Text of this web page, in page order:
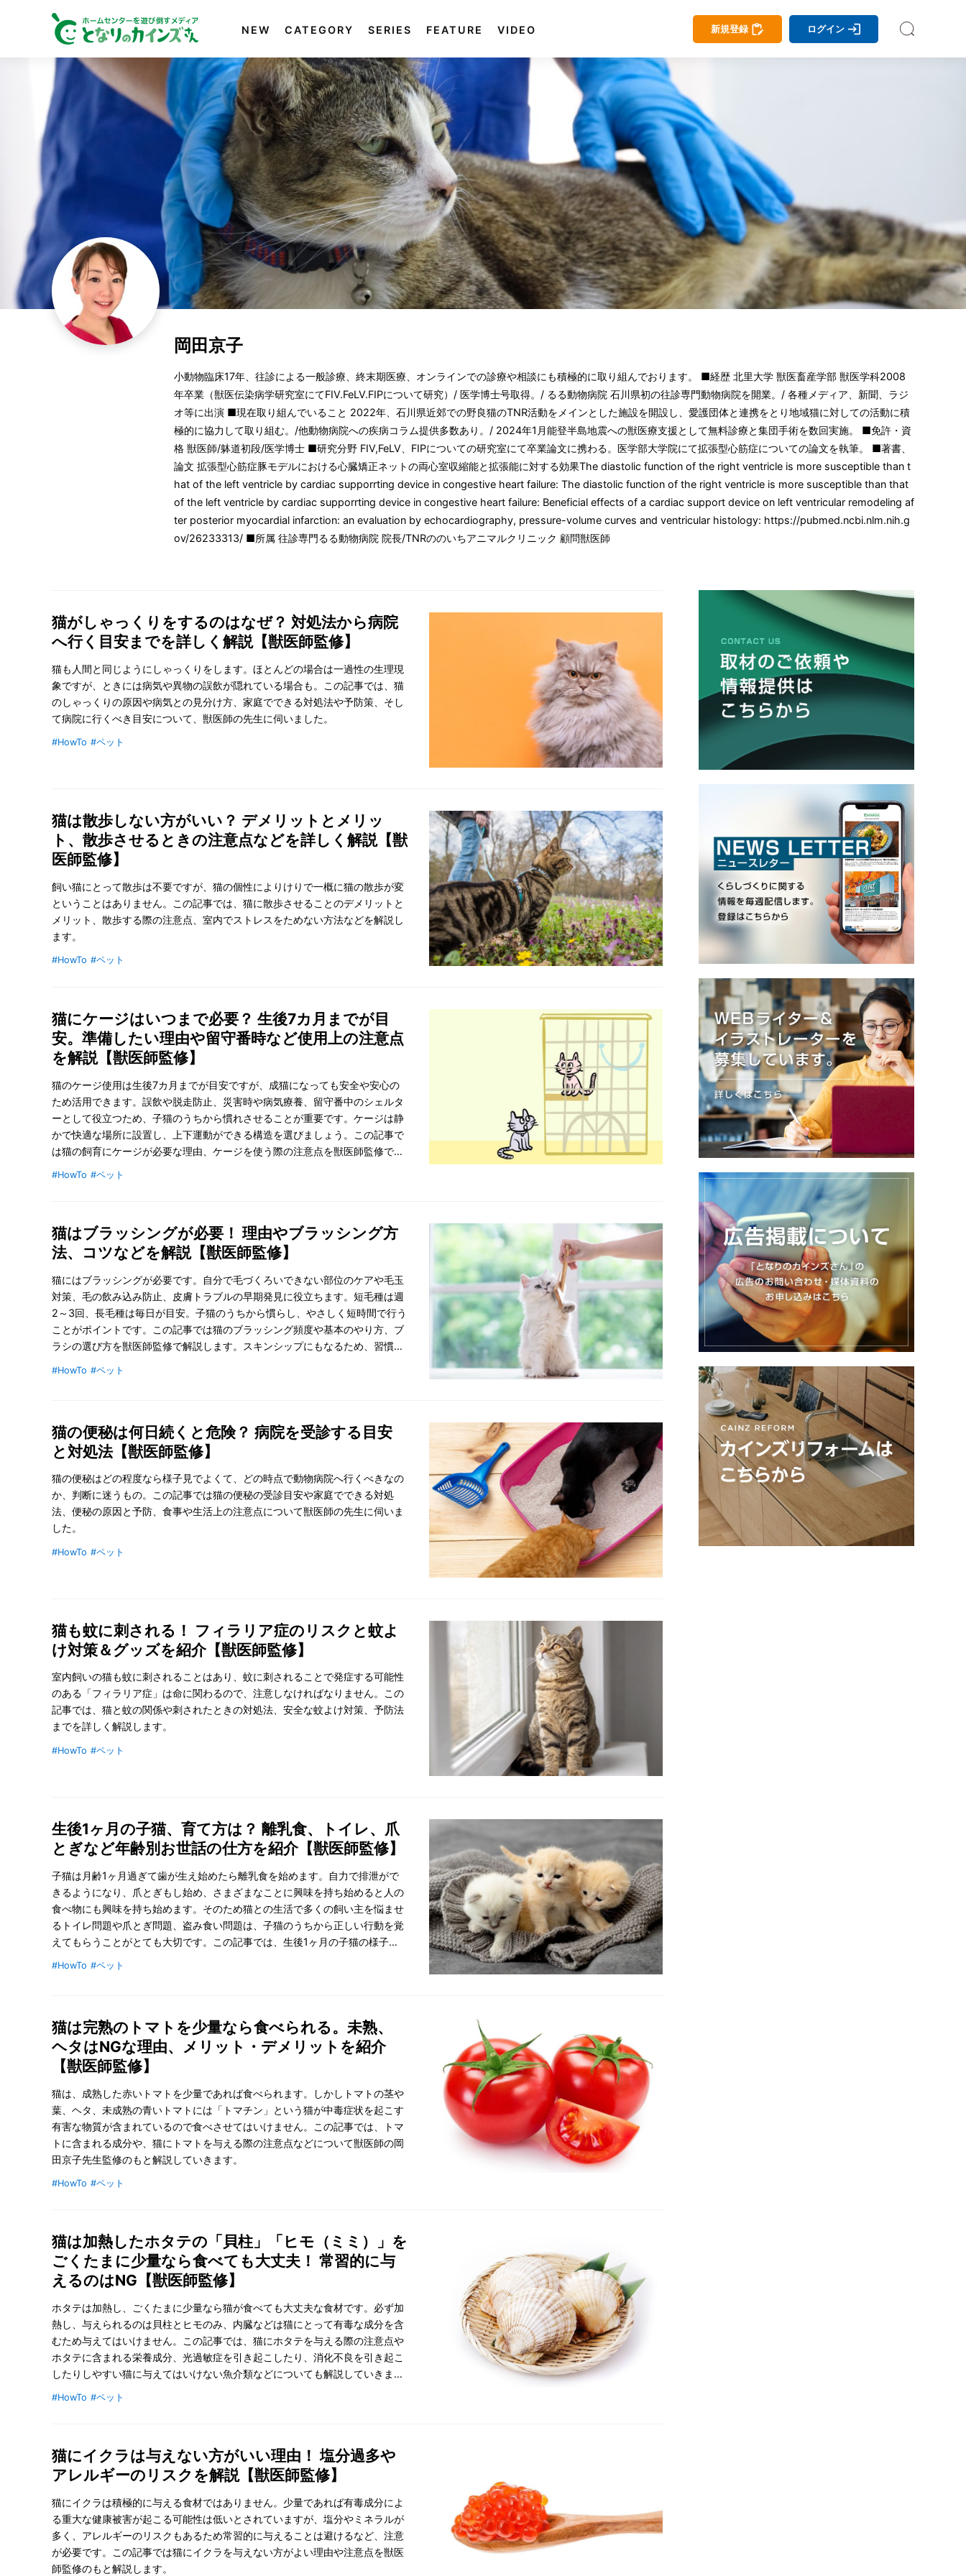
NEW CATEGORY SERIES FEATURE VIDEO 新規登録 ログイン
岡田京子
小動物臨床17年、往診による一般診療、終末期医療、オンラインでの診療や相談にも積極的に取り組んでおります。 ■経歴 北里大学 獣医畜産学部 獣医学科2008
年卒業（獣医伝染病学研究室にてFIV.FeLV.FIPについて研究）/ 医学博士号取得。/ るる動物病院 石川県初の往診専門動物病院を開業。/ 各種メディア、新聞、ラジ
オ等に出演 ■現在取り組んでいること 2022年、石川県近郊での野良猫のTNR活動をメインとした施設を開設し、愛護団体と連携をとり地域猫に対しての活動に積
極的に協力して取り組む。/他動物病院への疾病コラム提供多数あり。/ 2024年1月能登半島地震への獣医療支援として無料診療と集団手術を数回実施。 ■免許・資
格 獣医師/躰道初段/医学博士 ■研究分野 FIV,FeLV、FIPについての研究室にて卒業論文に携わる。医学部大学院にて拡張型心筋症についての論文を執筆。 ■著書、
論文 拡張型心筋症豚モデルにおける心臓矯正ネットの両心室収縮能と拡張能に対する効果The diastolic function of the right ventricle is more susceptible than t
hat of the left ventricle by cardiac supporrting device in congestive heart failure: The diastolic function of the right ventricle is more susceptible than that
of the left ventricle by cardiac supporrting device in congestive heart failure: Beneficial effects of a cardiac support device on left ventricular remodeling af
ter posterior myocardial infarction: an evaluation by echocardiography, pressure-volume curves and ventricular histology: https://pubmed.ncbi.nlm.nih.g
ov/26233313/ ■所属 往診専門るる動物病院 院長/TNRののいちアニマルクリニック 顧問獣医師
猫がしゃっくりをするのはなぜ？ 対処法から病院
へ行く目安までを詳しく解説【獣医師監修】
猫も人間と同じようにしゃっくりをします。ほとんどの場合は一過性の生理現
象ですが、ときには病気や異物の誤飲が隠れている場合も。この記事では、猫
のしゃっくりの原因や病気との見分け方、家庭でできる対処法や予防策、そし
て病院に行くべき目安について、獣医師の先生に伺いました。
#HowTo #ペット
猫は散歩しない方がいい？ デメリットとメリッ
ト、散歩させるときの注意点などを詳しく解説【獣
医師監修】
飼い猫にとって散歩は不要ですが、猫の個性によりけりで一概に猫の散歩が変
ということはありません。この記事では、猫に散歩させることのデメリットと
メリット、散歩する際の注意点、室内でストレスをためない方法などを解説し
ます。
#HowTo #ペット
猫にケージはいつまで必要？ 生後7カ月までが目
安。準備したい理由や留守番時など使用上の注意点
を解説【獣医師監修】
猫のケージ使用は生後7カ月までが目安ですが、成猫になっても安全や安心の
ため活用できます。誤飲や脱走防止、災害時や病気療養、留守番中のシェルタ
ーとして役立つため、子猫のうちから慣れさせることが重要です。ケージは静
かで快適な場所に設置し、上下運動ができる構造を選びましょう。この記事で
は猫の飼育にケージが必要な理由、ケージを使う際の注意点を獣医師監修で解
#HowTo #ペット
猫はブラッシングが必要！ 理由やブラッシング方
法、コツなどを解説【獣医師監修】
猫にはブラッシングが必要です。自分で毛づくろいできない部位のケアや毛玉
対策、毛の飲み込み防止、皮膚トラブルの早期発見に役立ちます。短毛種は週
2～3回、長毛種は毎日が目安。子猫のうちから慣らし、やさしく短時間で行う
ことがポイントです。この記事では猫のブラッシング頻度や基本のやり方、ブ
ラシの選び方を獣医師監修で解説します。スキンシップにもなるため、習慣化
#HowTo #ペット
猫の便秘は何日続くと危険？ 病院を受診する目安
と対処法【獣医師監修】
猫の便秘はどの程度なら様子見でよくて、どの時点で動物病院へ行くべきなの
か、判断に迷うもの。この記事では猫の便秘の受診目安や家庭でできる対処
法、便秘の原因と予防、食事や生活上の注意点について獣医師の先生に伺いま
した。
#HowTo #ペット
猫も蚊に刺される！ フィラリア症のリスクと蚊よ
け対策＆グッズを紹介【獣医師監修】
室内飼いの猫も蚊に刺されることはあり、蚊に刺されることで発症する可能性
のある「フィラリア症」は命に関わるので、注意しなければなりません。この
記事では、猫と蚊の関係や刺されたときの対処法、安全な蚊よけ対策、予防法
までを詳しく解説します。
#HowTo #ペット
生後1ヶ月の子猫、育て方は？ 離乳食、トイレ、爪
とぎなど年齢別お世話の仕方を紹介【獣医師監修】
子猫は月齢1ヶ月過ぎて歯が生え始めたら離乳食を始めます。自力で排泄がで
きるようになり、爪とぎもし始め、さまざまなことに興味を持ち始めると人の
食べ物にも興味を持ち始めます。そのため猫との生活で多くの飼い主を悩ませ
るトイレ問題や爪とぎ問題、盗み食い問題は、子猫のうちから正しい行動を覚
えてもらうことがとても大切です。この記事では、生後1ヶ月の子猫の様子
#HowTo #ペット
猫は完熟のトマトを少量なら食べられる。未熟、
ヘタはNGな理由、メリット・デメリットを紹介
【獣医師監修】
猫は、成熟した赤いトマトを少量であれば食べられます。しかしトマトの茎や
葉、ヘタ、未成熟の青いトマトには「トマチン」という猫が中毒症状を起こす
有害な物質が含まれているので食べさせてはいけません。この記事では、トマ
トに含まれる成分や、猫にトマトを与える際の注意点などについて獣医師の岡
田京子先生監修のもと解説していきます。
#HowTo #ペット
猫は加熱したホタテの「貝柱」「ヒモ（ミミ）」を
ごくたまに少量なら食べても大丈夫！ 常習的に与
えるのはNG【獣医師監修】
ホタテは加熱し、ごくたまに少量なら猫が食べても大丈夫な食材です。必ず加
熱し、与えられるのは貝柱とヒモのみ、内臓などは猫にとって有毒な成分を含
むため与えてはいけません。この記事では、猫にホタテを与える際の注意点や
ホタテに含まれる栄養成分、光過敏症を引き起こしたり、消化不良を引き起こ
したりしやすい猫に与えてはいけない魚介類などについても解説していきま
#HowTo #ペット
猫にイクラは与えない方がいい理由！ 塩分過多や
アレルギーのリスクを解説【獣医師監修】
猫にイクラは積極的に与える食材ではありません。少量であれば有毒成分によ
る重大な健康被害が起こる可能性は低いとされていますが、塩分やミネラルが
多く、アレルギーのリスクもあるため常習的に与えることは避けるなど、注意
が必要です。この記事では猫にイクラを与えない方がよい理由や注意点を獣医
師監修のもと解説します。